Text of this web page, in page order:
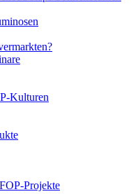
Kulturen
Projekte